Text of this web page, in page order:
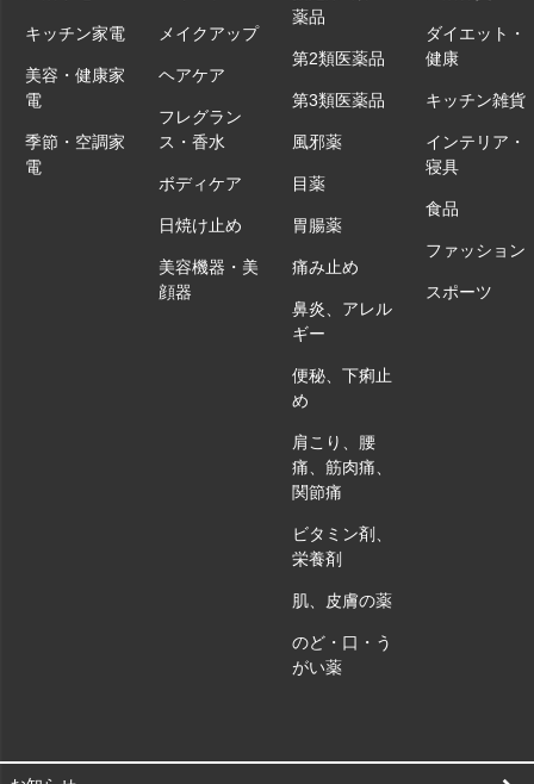
キッチン家電
美容・健康家
電
季節・空調家
電
メイクアップ
ヘアケア
フレグラン
ス・香水
ボディケア
日焼け止め
美容機器・美
顔器
薬品
第2類医薬品
第3類医薬品
風邪薬
目薬
胃腸薬
痛み止め
鼻炎、アレル
ギー
便秘、下痢止
め
肩こり、腰
痛、筋肉痛、
関節痛
ビタミン剤、
栄養剤
肌、皮膚の薬
のど・口・う
がい薬
ダイエット・
健康
キッチン雑貨
インテリア・
寝具
食品
ファッション
スポーツ